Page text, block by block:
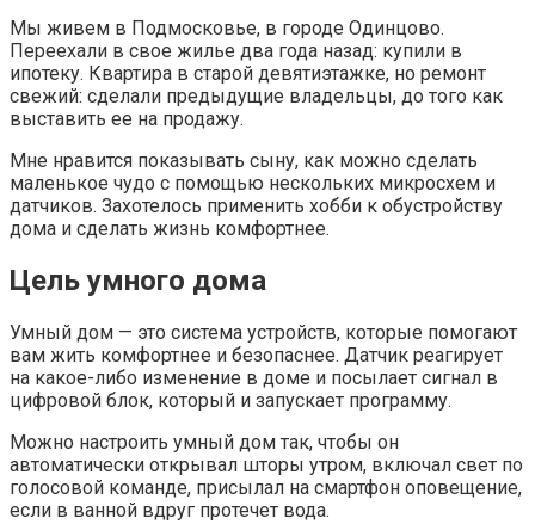
Мы живем в Подмосковье, в городе Одинцово.
Переехали в свое жилье два года назад: купили в
ипотеку. Квартира в старой девятиэтажке, но ремонт
свежий: сделали предыдущие владельцы, до того как
выставить ее на продажу.
Мне нравится показывать сыну, как можно сделать
маленькое чудо с помощью нескольких микросхем и
датчиков. Захотелось применить хобби к обустройству
дома и сделать жизнь комфортнее.
Цель умного дома
Умный дом — это система устройств, которые помогают
вам жить комфортнее и безопаснее. Датчик реагирует
на какое-либо изменение в доме и посылает сигнал в
цифровой блок, который и запускает программу.
Можно настроить умный дом так, чтобы он
автоматически открывал шторы утром, включал свет по
голосовой команде, присылал на смартфон оповещение,
если в ванной вдруг протечет вода.